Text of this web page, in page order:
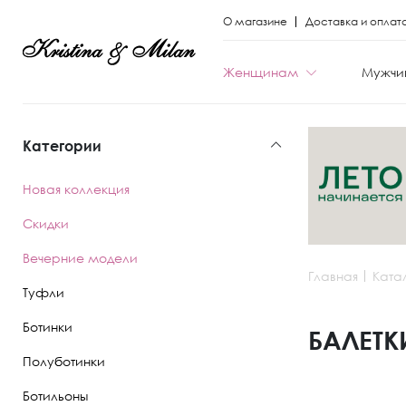
О магазине Доставка и
Женщинам
Новая
Новая
Категории
Новая коллекция
Скидки
Вечерние модели
Туфли
Ботинки
Полуботинки
Ботильоны
Главная